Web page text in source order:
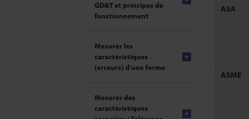
ASA
ASME
GD&T et principes de
fonctionnement
Mesurer les
caractéristiques
(erreurs) d'une forme
Mesurer des
caractéristiques